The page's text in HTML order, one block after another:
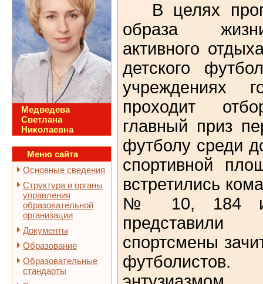
Медведева
Светлана
Николаевна
Меню сайта
Основные сведения
Структура и органы
управления
образовательной
организации
Документы
Образование
Образовательные
стандарты
В целях
образа
активного
детского
учреждениях
проходит
главный приз
футболу среди
спортивной
встретились
№ 10, 184 и
спортсмены